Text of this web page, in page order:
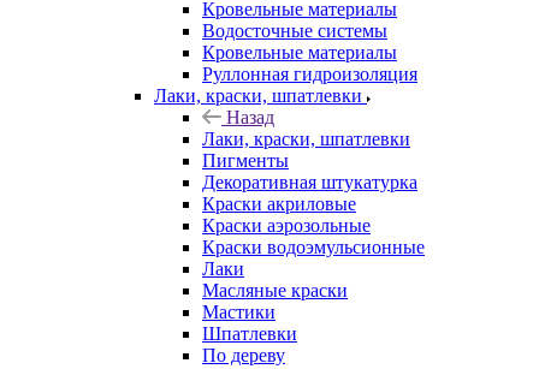
Кровельные материалы
Водосточные системы
Кровельные материалы
Руллонная гидроизоляция
Лаки, краски, шпатлевки
Назад
Лаки, краски, шпатлевки
Пигменты
Декоративная штукатурка
Краски акриловые
Краски аэрозольные
Краски водоэмульсионные
Лаки
Масляные краски
Мастики
Шпатлевки
По дереву